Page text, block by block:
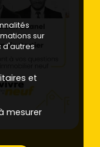
sur
d'autres
et
mesurer